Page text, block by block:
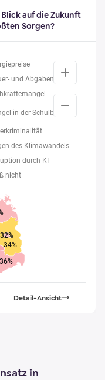
auf die Zukunft
Sorgen?
und Abgabenlast
in der Schulbildung
des Klimawandels
durch KI
nicht
32%
34%
36%
Detail-Ansicht
in